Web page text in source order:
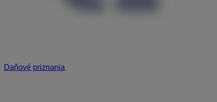
Daňové priznania